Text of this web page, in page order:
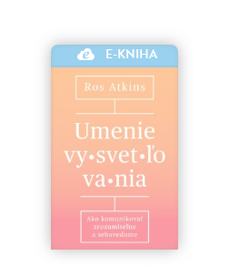
E-KNIHA